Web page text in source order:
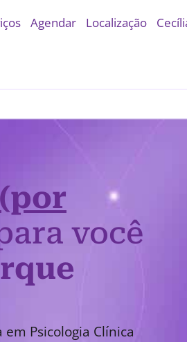
Agendar Localização
você
Psicologia Clínica